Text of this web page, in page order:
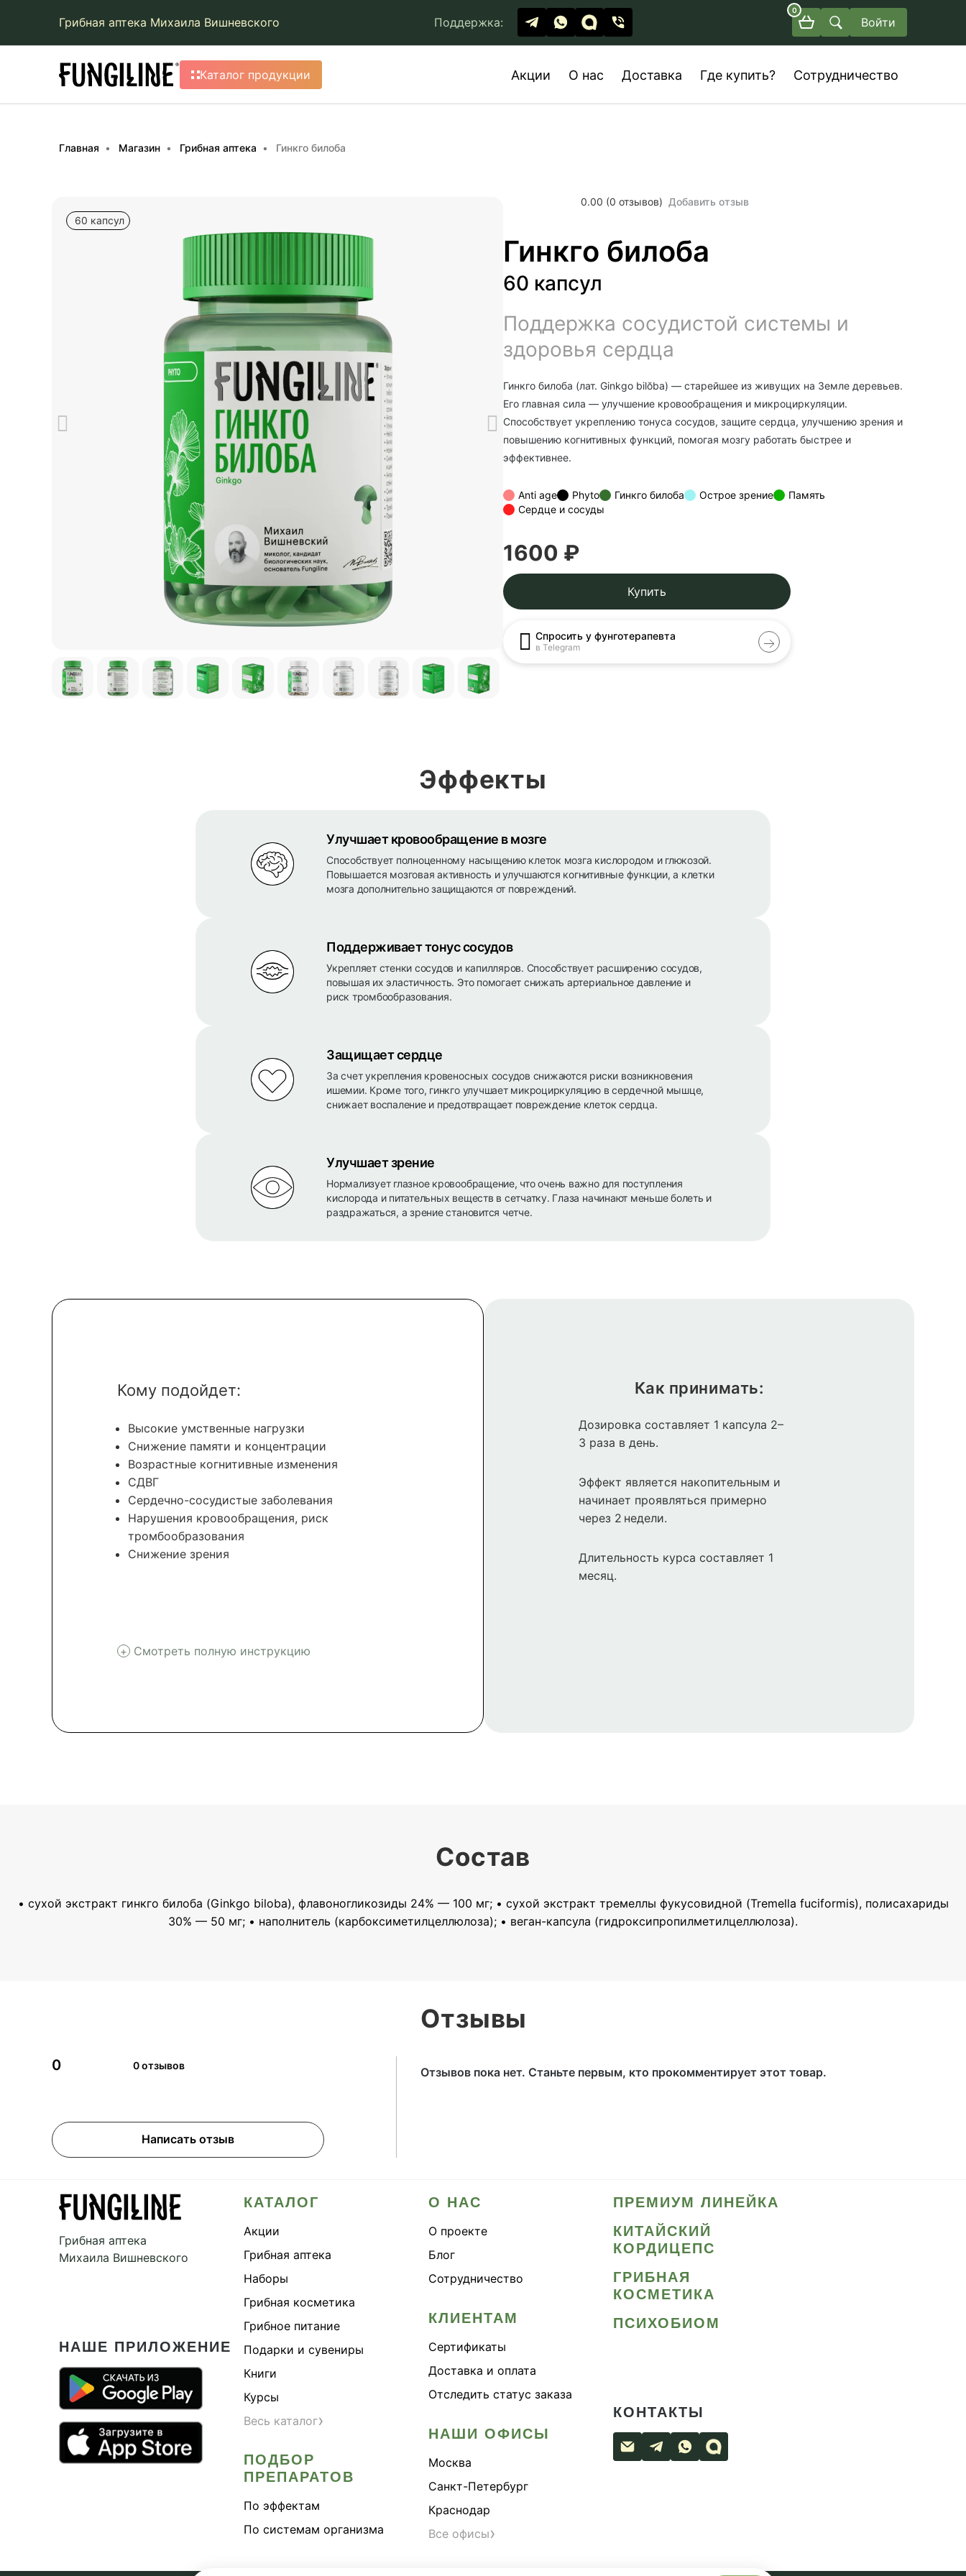
Грибная аптека Михаила Вишневского Поддержка:
0
Войти
Каталог продукции Акции О нас Доставка Где купить? Сотрудничество
Главная Магазин Грибная аптека Гинкго билоба
60 капсул
0.00 (0 отзывов) Добавить отзыв
Гинкго билоба
60 капсул
Поддержка сосудистой системы и
здоровья сердца
Гинкго билоба (лат. Ginkgo bilŏba) — старейшее из живущих на Земле деревьев.
Его главная сила — улучшение кровообращения и микроциркуляции.
Способствует укреплению тонуса сосудов, защите сердца, улучшению зрения и
повышению когнитивных функций, помогая мозгу работать быстрее и
эффективнее.
Anti age Phyto Гинкго билоба Острое зрение
Память
Сердце и сосуды
1600 ₽
Купить
Спросить у фунготерапевта
в Telegram
Эффекты
Улучшает кровообращение в мозге
Способствует полноценному насыщению клеток мозга кислородом и глюкозой.
Повышается мозговая активность и улучшаются когнитивные функции, а клетки
мозга дополнительно защищаются от повреждений.
Поддерживает тонус сосудов
Укрепляет стенки сосудов и капилляров. Способствует расширению сосудов,
повышая их эластичность. Это помогает снижать артериальное давление и
риск тромбообразования.
Защищает сердце
За счет укрепления кровеносных сосудов снижаются риски возникновения
ишемии. Кроме того, гинкго улучшает микроциркуляцию в сердечной мышце,
снижает воспаление и предотвращает повреждение клеток сердца.
Улучшает зрение
Нормализует глазное кровообращение, что очень важно для поступления
кислорода и питательных веществ в сетчатку. Глаза начинают меньше болеть и
раздражаться, а зрение становится четче.
Кому подойдет:
Высокие умственные нагрузки
Снижение памяти и концентрации
Возрастные когнитивные изменения
СДВГ
Сердечно-сосудистые заболевания
Нарушения кровообращения, риск
тромбообразования
Снижение зрения
Смотреть полную инструкцию
Как принимать:
Дозировка составляет 1 капсула 2–
3 раза в день.
Эффект является накопительным и
начинает проявляться примерно
через 2 недели.
Длительность курса составляет 1
месяц.
Состав
• сухой экстракт гинкго билоба (Ginkgo biloba), флавоногликозиды 24% — 100 мг; • сухой экстракт тремеллы фукусовидной (Tremella fuciformis), полисахариды
30% — 50 мг; • наполнитель (карбоксиметилцеллюлоза); • веган-капсула (гидроксипропилметилцеллюлоза).
0 0 отзывов
Написать отзыв
Отзывы
Отзывов пока нет. Станьте первым, кто прокомментирует этот товар.
Грибная аптека
Михаила Вишневского
НАШЕ ПРИЛОЖЕНИЕ
КАТАЛОГ
Акции
Грибная аптека
Наборы
Грибная косметика
Грибное питание
Подарки и сувениры
Книги
Курсы
Весь каталог›
ПОДБОР
ПРЕПАРАТОВ
По эффектам
По системам организма
О НАС
О проекте
Блог
Сотрудничество
КЛИЕНТАМ
Сертификаты
Доставка и оплата
Отследить статус заказа
НАШИ ОФИСЫ
Москва
Санкт-Петербург
Краснодар
Все офисы›
ПРЕМИУМ ЛИНЕЙКА
КИТАЙСКИЙ
КОРДИЦЕПС
ГРИБНАЯ
КОСМЕТИКА
ПСИХОБИОМ
КОНТАКТЫ